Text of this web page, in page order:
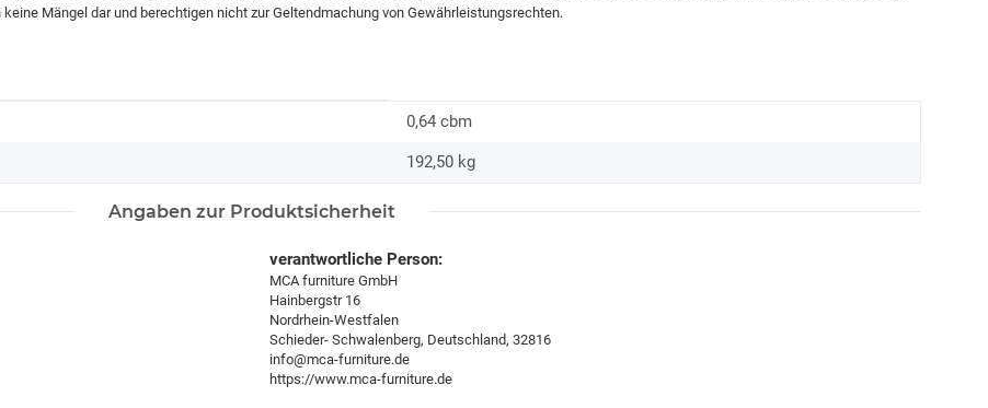
Mängel dar und berechtigen nicht zur Geltendmachung von Gewährleistungsrechten.
0,64 cbm
192,50 kg
Angaben zur Produktsicherheit
verantwortliche Person:
MCA furniture GmbH
Hainbergstr 16
Nordrhein-Westfalen
Schieder- Schwalenberg, Deutschland, 32816
info@mca-furniture.de
https://www.mca-furniture.de